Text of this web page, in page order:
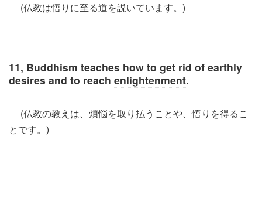
(仏教は悟りに至る道を説いています。)
11, Buddhism teaches how to get rid of earthly
desires and to reach enlightenment.
(仏教の教えは、煩悩を取り払うことや、悟りを得るこ
とです。)